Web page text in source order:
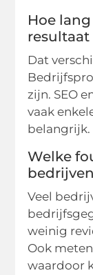
Hoe
resultaat
Dat
zijn. SEO
vaak
belangrijk.
Welke
Veel
weinig
Ook
waardoor